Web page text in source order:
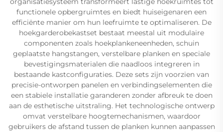
functionele opbergruimtes en biedt huiseigenaren een
efficiënte manier om hun leefruimte te optimaliseren. De
hoekgarderobekastset bestaat meestal uit modulaire
componenten zoals hoekplankeneenheden, schuin
geplaatste hangstangen, verstelbare planken en speciale
bevestigingsmaterialen die naadloos integreren in
bestaande kastconfiguraties. Deze sets zijn voorzien van
precisie-ontworpen panelen en verbindingselementen die
een stabiele installatie garanderen zonder afbreuk te doen
aan de esthetische uitstraling. Het technologische ontwerp
omvat verstelbare hoogtemechanismen, waardoor
gebruikers de afstand tussen de planken kunnen aanpassen